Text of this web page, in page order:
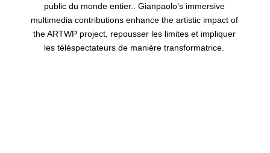
public du monde entier.. Gianpaolo’s immersive
multimedia contributions enhance the artistic impact of
the ARTWP project, repousser les limites et impliquer
les téléspectateurs de manière transformatrice.